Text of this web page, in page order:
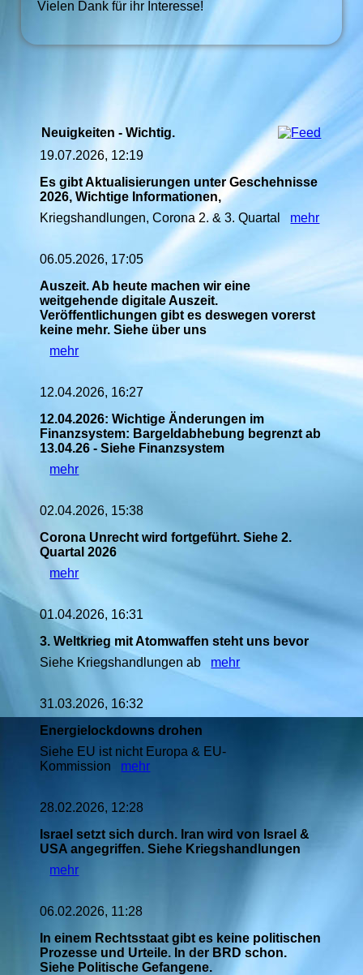
Vielen Dank für ihr Interesse!
Neuigkeiten - Wichtig.
19.07.2026, 12:19
Es gibt Aktualisierungen unter Geschehnisse
2026, Wichtige Informationen,
Kriegshandlungen, Corona 2. & 3. Quartal mehr
06.05.2026, 17:05
Auszeit. Ab heute machen wir eine
weitgehende digitale Auszeit.
Veröffentlichungen gibt es deswegen vorerst
keine mehr. Siehe über uns
mehr
12.04.2026, 16:27
12.04.2026: Wichtige Änderungen im
Finanzsystem: Bargeldabhebung begrenzt ab
13.04.26 - Siehe Finanzsystem
mehr
02.04.2026, 15:38
Corona Unrecht wird fortgeführt. Siehe 2.
Quartal 2026
mehr
01.04.2026, 16:31
3. Weltkrieg mit Atomwaffen steht uns bevor
Siehe Kriegshandlungen ab mehr
31.03.2026, 16:32
Energielockdowns drohen
Siehe EU ist nicht Europa & EU-
Kommission mehr
28.02.2026, 12:28
Israel setzt sich durch. Iran wird von Israel &
USA angegriffen. Siehe Kriegshandlungen
mehr
06.02.2026, 11:28
In einem Rechtsstaat gibt es keine politischen
Prozesse und Urteile. In der BRD schon.
Siehe Politische Gefangene.